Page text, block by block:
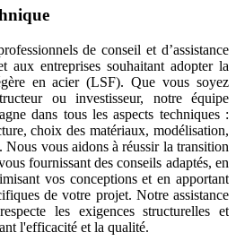
de conseil et d’assistance
aux entreprises souhaitant adopter la
en acier (LSF). Que vous soyez
ou investisseur, notre équipe
dans tous les aspects techniques :
choix des matériaux, modélisation,
Nous vous aidons à réussir la transition
fournissant des conseils adaptés, en
vos conceptions et en apportant
de votre projet. Notre assistance
les exigences structurelles et
l'efficacité et la qualité.